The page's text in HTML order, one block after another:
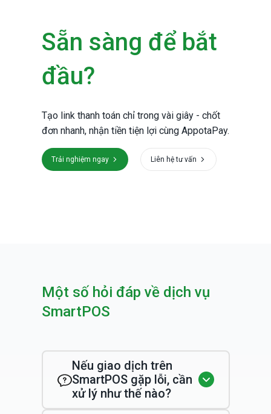
Sẵn sàng để bắt
đầu?
Tạo link thanh toán chỉ trong vài giây - chốt
đơn nhanh, nhận tiền tiện lợi cùng AppotaPay.
Trải nghiệm ngay Liên hệ tư vấn
Một số hỏi đáp về dịch vụ
SmartPOS
Nếu giao dịch trên
SmartPOS gặp lỗi, cần
xử lý như thế nào?